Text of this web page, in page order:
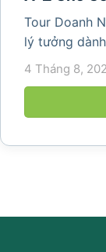
Tour Doanh
lý tưởng
dưỡng, gắn
những ngày
thiên nhiên
4 Tháng 8,